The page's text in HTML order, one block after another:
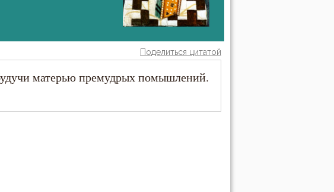
Поделиться цитатой
матерью премудрых помышлений.